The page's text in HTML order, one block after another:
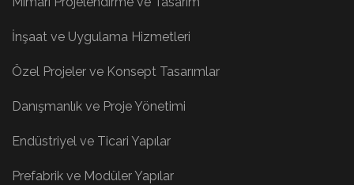
İnşaat ve Uygulama Hizmetleri
Özel Projeler ve Konsept Tasarımlar
Danışmanlık ve Proje Yönetimi
Endüstriyel ve Ticari Yapılar
Prefabrik ve Modüler Yapılar